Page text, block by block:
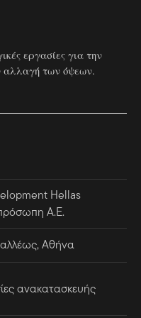
εργασίες για την
αλλαγή των όψεων.
Hellas
Α.Ε.
Αθήνα
ανακατασκευής